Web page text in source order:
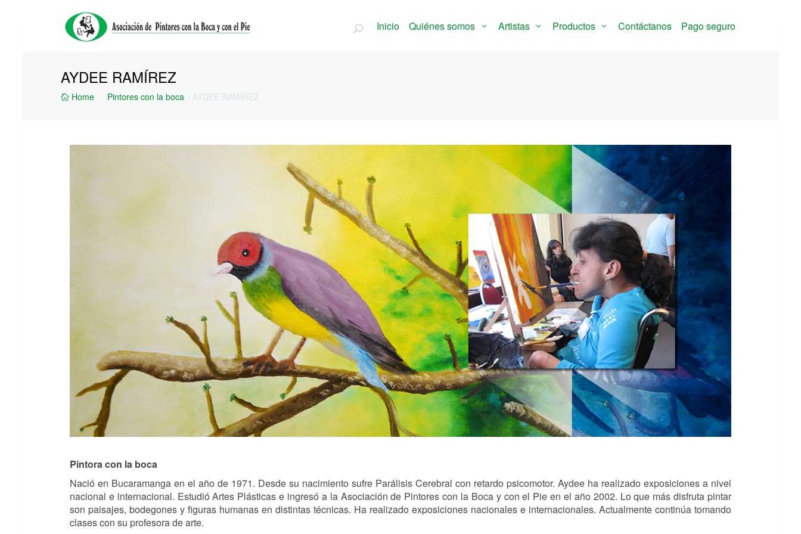
Inicio Quiénes somos Artistas Productos Contáctanos Pago seguro
AYDEE RAMÍREZ
Home Pintores con la boca AYDEE RAMÍREZ
Pintora con la boca
Nació en Bucaramanga en el año de 1971. Desde su nacimiento sufre Parálisis Cerebral con retardo psicomotor. Aydee ha realizado exposiciones a nivel
nacional e internacional. Estudió Artes Plásticas e ingresó a la Asociación de Pintores con la Boca y con el Pie en el año 2002. Lo que más disfruta pintar
son paisajes, bodegones y figuras humanas en distintas técnicas. Ha realizado exposiciones nacionales e internacionales. Actualmente continúa tomando
clases con su profesora de arte.